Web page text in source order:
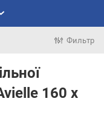
Фильтр
160 x